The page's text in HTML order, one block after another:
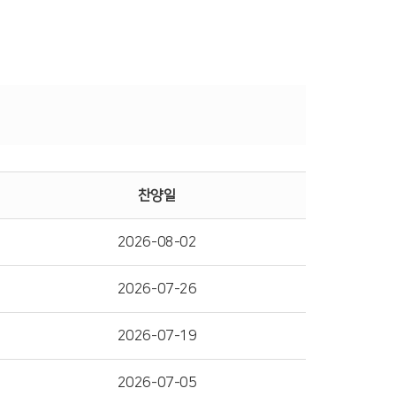
찬양일
2026-08-02
2026-07-26
2026-07-19
2026-07-05